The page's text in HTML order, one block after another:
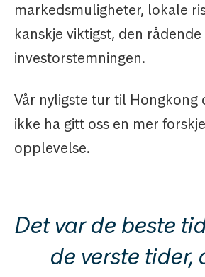
markedsmuligheter, lokale
kanskje viktigst, den rådende
investorstemningen.
Vår nyligste tur til Hongkong
ikke ha gitt oss en mer
opplevelse.
Det var de beste
de verste tider,